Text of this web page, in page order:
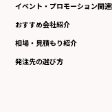
イベント・プロモーション関
おすすめ会社紹介
相場・見積もり紹介
発注先の選び方